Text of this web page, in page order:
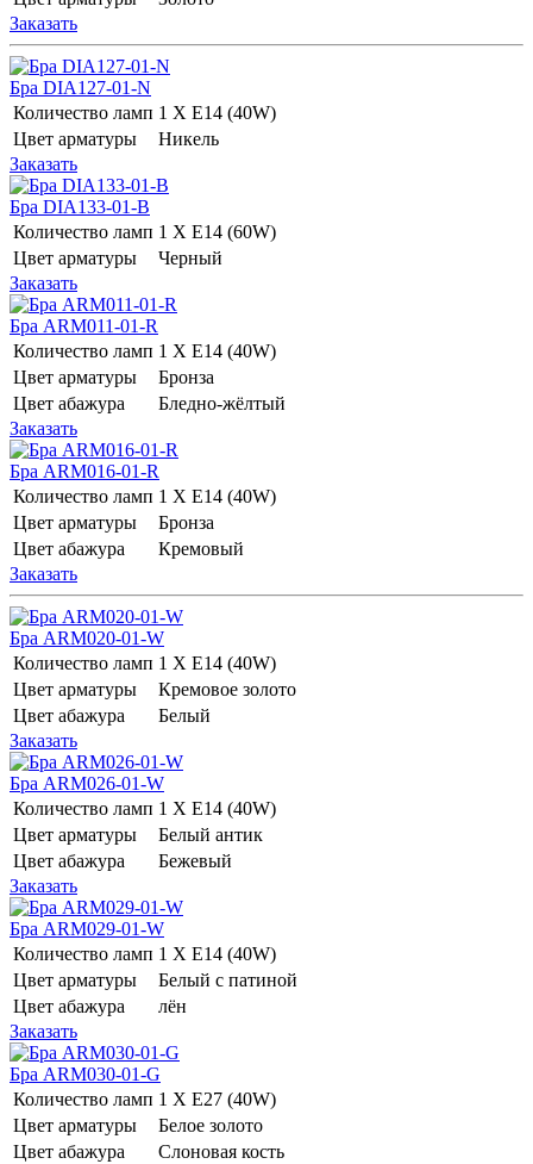
Заказать
Бра DIA127-01-N
Количество ламп 1 Х E14 (40W)
Цвет арматуры
Никель
Заказать
Бра DIA133-01-B
Количество ламп 1 Х E14 (60W)
Цвет арматуры
Черный
Заказать
Бра ARM011-01-R
Количество ламп 1 Х E14 (40W)
Цвет арматуры
Бронза
Цвет абажура
Бледно-жёлтый
Заказать
Бра ARM016-01-R
Количество ламп 1 Х E14 (40W)
Цвет арматуры
Бронза
Цвет абажура
Кремовый
Заказать
Бра ARM020-01-W
Количество ламп 1 Х E14 (40W)
Цвет арматуры
Кремовое золото
Цвет абажура
Белый
Заказать
Бра ARM026-01-W
Количество ламп 1 Х E14 (40W)
Цвет арматуры
Белый антик
Цвет абажура
Бежевый
Заказать
Бра ARM029-01-W
Количество ламп 1 Х E14 (40W)
Цвет арматуры
Белый с патиной
Цвет абажура
лён
Заказать
Бра ARM030-01-G
Количество ламп 1 Х E27 (40W)
Цвет арматуры
Белое золото
Цвет абажура
Слоновая кость